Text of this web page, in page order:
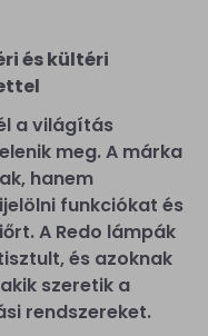
és kültéri
a világítás
meg. A márka
hanem
funkciókat és
A Redo lámpák
és azoknak
szeretik a
rendszereket.